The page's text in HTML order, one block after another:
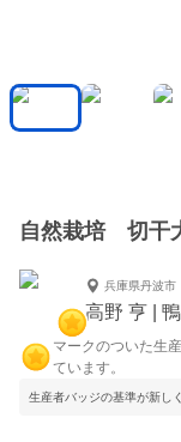
自然栽培 切干
兵庫県丹波市
高野 亨 |
マークのついた生
ています。
生産者バッジの基準が新し